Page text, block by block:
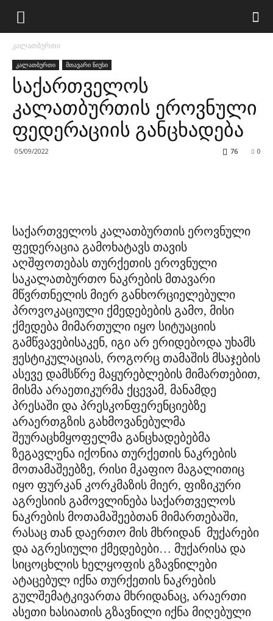
კალათბურთი
კალათბურთი მთავარი ნიუსი
საქართველოს
კალათბურთის ეროვნული
ფედერაციის განცხადება
05/09/2022 0
76
საქართველოს კალათბურთის ეროვნული
ფედერაცია გამოხატავს თავის
აღშფოთებას თურქეთის ეროვნული
საკალათბურთო ნაკრების მთავარი
მწვრთნელის მიერ განხორციელებული
პროვოკაციული ქმედებების გამო, მისი
ქმედება მიმართული იყო სიტუაციის
გამწვავებისაკენ, იგი არ ერიდებოდა უხამს
ჟესტიკულაციას, როგორც თამაშის მსაჯების
ასევე დამსწრე მაყურებლების მიმართებით,
მისმა არაეთიკურმა ქცევამ, მანამდე
პრესაში და პრესკონფერენციებზე
არაერთგზის გახმოვანებულმა
შეურაცხმყოფელმა განცხადებებმა
ზეგავლენა იქონია თურქეთის ნაკრების
მოთამაშეებზე, რისი მკაფიო მაგალითიც
იყო ფურკან კორკმაზის მიერ, ფიზიკური
აგრესიის გამოვლინება საქართველოს
ნაკრების მოთამაშეებთან მიმართებაში,
რასაც თან დაერთო მის მხრიდან მუქარები
და აგრესიული ქმედებები… მუქარისა და
სიცოცხლის ხელყოფის გზავნილები
ატაცებულ იქნა თურქეთის ნაკრების
გულშემატკივართა მხრიდანაც, არაერთი
ასეთი ხასიათის გზავნილი იქნა მიღებული